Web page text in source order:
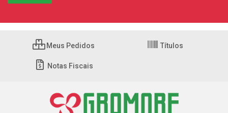
Meus Pedidos Títulos
Notas Fiscais